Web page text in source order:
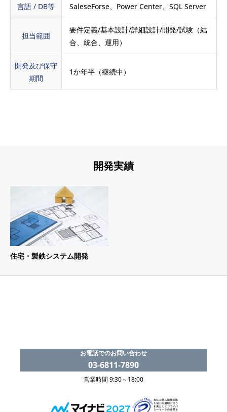
言語 / DB等 SaleseForse、Power Center、SQL Server
担当範囲
要件定義/基本設計/詳細設計/開発/試験（結
合、統合、運用）
開発及び保守
期間
1か年半（継続中）
開発実績
住宅・製鉄システム開発
お電話でのお問い合わせ
03-6811-7890
営業時間 9:30～18:00